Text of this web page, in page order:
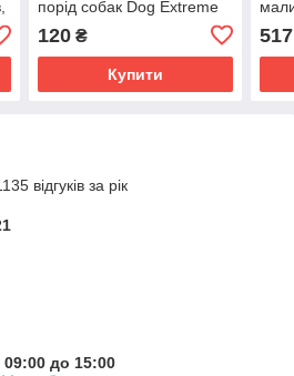
порід собак Dog Extreme
120₴
Купити
517
відгуків за рік
до 15:00